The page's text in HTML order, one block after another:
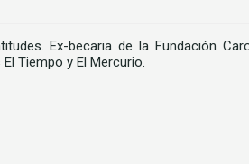
Ex-becaria de la Fundación
Tiempo y El Mercurio.